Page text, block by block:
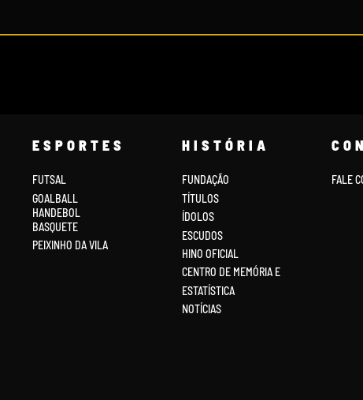
ESPORTES
FUTSAL
GOALBALL
HANDEBOL
BASQUETE
PEIXINHO DA VILA
HISTÓRIA
FUNDAÇÃO
TÍTULOS
ÍDOLOS
ESCUDOS
HINO OFICIAL
CENTRO DE MEMÓRIA E
ESTATÍSTICA
NOTÍCIAS
FALE